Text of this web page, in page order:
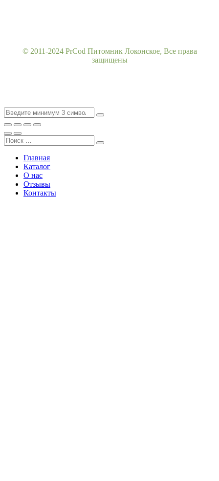
© 2011-2024 PrCod Питомник Локонское, Все права
защищены
Главная
Каталог
О нас
Отзывы
Контакты